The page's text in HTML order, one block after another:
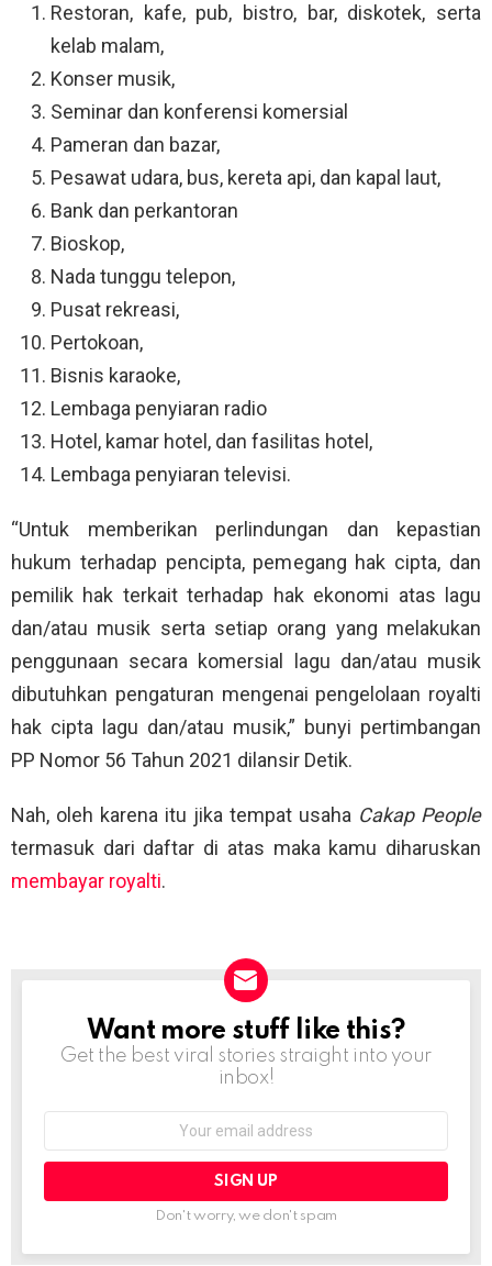
Restoran, kafe, pub, bistro, bar, diskotek, serta
kelab malam,
Konser musik,
Seminar dan konferensi komersial
Pameran dan bazar,
Pesawat udara, bus, kereta api, dan kapal laut,
Bank dan perkantoran
Bioskop,
Nada tunggu telepon,
Pusat rekreasi,
Pertokoan,
Bisnis karaoke,
Lembaga penyiaran radio
Hotel, kamar hotel, dan fasilitas hotel,
Lembaga penyiaran televisi.
“Untuk memberikan perlindungan dan kepastian
hukum terhadap pencipta, pemegang hak cipta, dan
pemilik hak terkait terhadap hak ekonomi atas lagu
dan/atau musik serta setiap orang yang melakukan
penggunaan secara komersial lagu dan/atau musik
dibutuhkan pengaturan mengenai pengelolaan royalti
hak cipta lagu dan/atau musik,” bunyi pertimbangan
PP Nomor 56 Tahun 2021 dilansir Detik.
Nah, oleh karena itu jika tempat usaha Cakap People
termasuk dari daftar di atas maka kamu diharuskan
membayar royalti.
NEWSLETTER
Want more stuff like this?
Get the best viral stories straight into your
inbox!
Don't worry, we don't spam